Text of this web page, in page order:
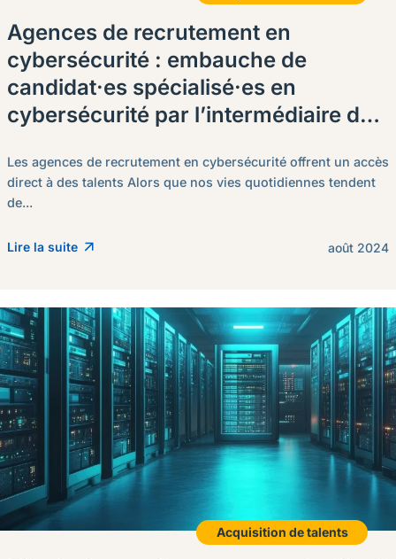
Agences de recrutement en
cybersécurité : embauche de
candidat·es spécialisé·es en
cybersécurité par l’intermédiaire de
Les agences de recrutement en cybersécurité offrent un accès
direct à des talents Alors que nos vies quotidiennes tendent
de...
Lire la suite août 2024
Acquisition de talents